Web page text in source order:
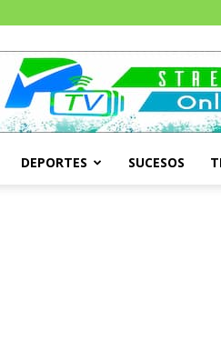
DEPORTES SUCESOS